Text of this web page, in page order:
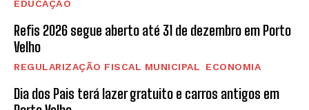
EDUCAÇÃO
Refis 2026 segue aberto até 31 de dezembro em Porto
Velho
REGULARIZAÇÃO FISCAL MUNICIPAL ECONOMIA
Dia dos Pais terá lazer gratuito e carros antigos em